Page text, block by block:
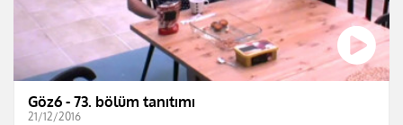
Göz6 - 73. bölüm tanıtımı
21/12/2016